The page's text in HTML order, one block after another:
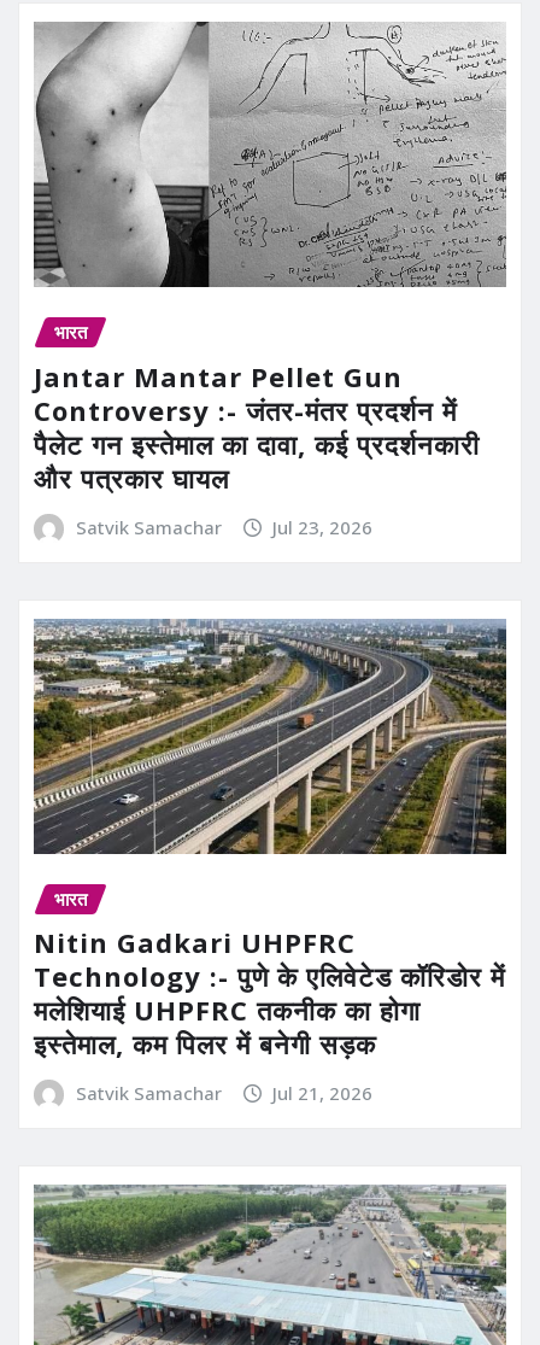
भारत
Jantar Mantar Pellet Gun
Controversy :- जंतर-मंतर प्रदर्शन में
पैलेट गन इस्तेमाल का दावा, कई प्रदर्शनकारी
और पत्रकार घायल
Satvik Samachar Jul 23, 2026
भारत
Nitin Gadkari UHPFRC
Technology :- पुणे के एलिवेटेड कॉरिडोर में
मलेशियाई UHPFRC तकनीक का होगा
इस्तेमाल, कम पिलर में बनेगी सड़क
Satvik Samachar Jul 21, 2026